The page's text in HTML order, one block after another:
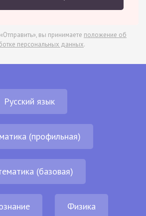
вы принимаете положение об
персональных данных.
Русский язык
(профильная)
(базовая)
Физика